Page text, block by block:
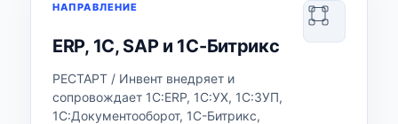
НАПРАВЛЕНИЕ
ERP, 1С, SAP и 1С-Битрикс
РЕСТАРТ / Инвент внедряет и
сопровождает 1С:ERP, 1С:УХ, 1С:ЗУП,
1С:Документооборот, 1С-Битрикс,